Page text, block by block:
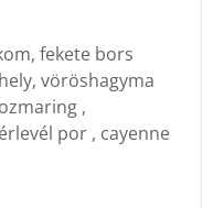
fekete bors
vöröshagyma
,
por , cayenne